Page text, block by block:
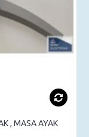
, MASA AYAK